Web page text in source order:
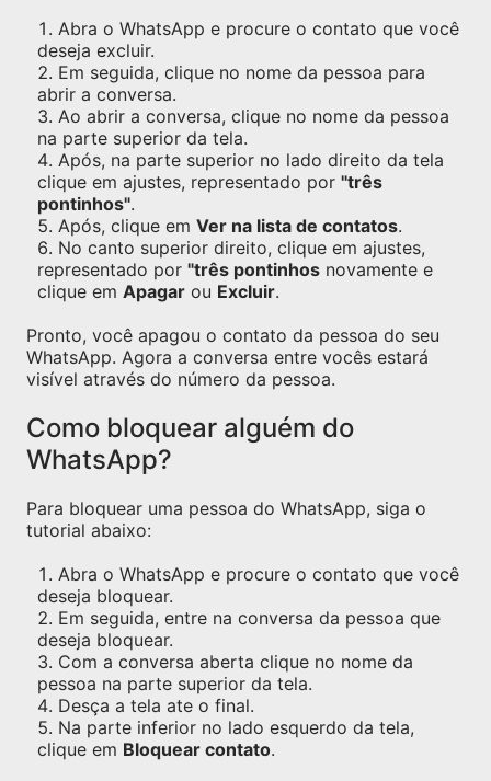
Abra o WhatsApp e procure o contato que você
deseja excluir.
Em seguida, clique no nome da pessoa para
abrir a conversa.
Ao abrir a conversa, clique no nome da pessoa
na parte superior da tela.
Após, na parte superior no lado direito da tela
clique em ajustes, representado por "três
pontinhos".
Após, clique em Ver na lista de contatos.
No canto superior direito, clique em ajustes,
representado por "três pontinhos novamente e
clique em Apagar ou Excluir.
Pronto, você apagou o contato da pessoa do seu
WhatsApp. Agora a conversa entre vocês estará
visível através do número da pessoa.
Como bloquear alguém do
WhatsApp?
Para bloquear uma pessoa do WhatsApp, siga o
tutorial abaixo:
Abra o WhatsApp e procure o contato que você
deseja bloquear.
Em seguida, entre na conversa da pessoa que
deseja bloquear.
Com a conversa aberta clique no nome da
pessoa na parte superior da tela.
Desça a tela ate o final.
Na parte inferior no lado esquerdo da tela,
clique em Bloquear contato.